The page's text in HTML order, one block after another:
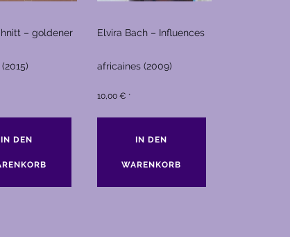
– goldener
IN DEN
Elvira Bach – Influences
africaines (2009)
10,00 € *
IN DEN
WARENKORB